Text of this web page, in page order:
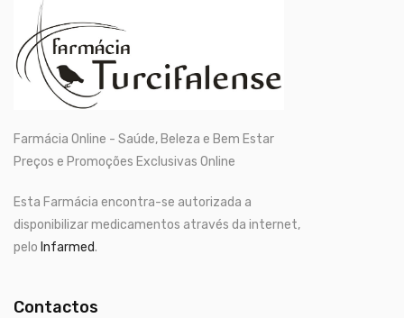
Farmácia Online - Saúde, Beleza e Bem Estar
Preços e Promoções Exclusivas Online
Esta Farmácia encontra-se autorizada a
disponibilizar medicamentos através da internet,
pelo Infarmed.
Contactos